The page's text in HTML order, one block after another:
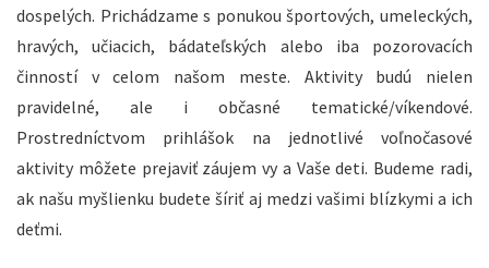
dospelých. Prichádzame s ponukou športových, umeleckých,
hravých, učiacich, bádateľských alebo iba pozorovacích
činností v celom našom meste. Aktivity budú nielen
pravidelné, ale i občasné tematické/víkendové.
Prostredníctvom prihlášok na jednotlivé voľnočasové
aktivity môžete prejaviť záujem vy a Vaše deti. Budeme radi,
ak našu myšlienku budete šíriť aj medzi vašimi blízkymi a ich
deťmi.